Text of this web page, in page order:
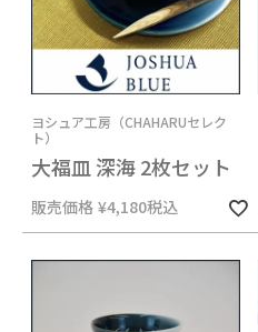
ヨシュア工房（CHAHARUセレク
ト）
大福皿 深海 2枚セット
販売価格 ¥4,180税込